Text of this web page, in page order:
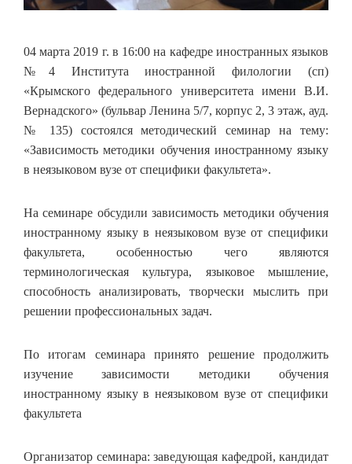
04 марта 2019 г. в 16:00 на кафедре иностранных языков
№4 Института иностранной филологии (сп)
«Крымского федерального университета имени В.И.
Вернадского» (бульвар Ленина 5/7, корпус 2, 3 этаж, ауд.
№ 135) состоялся методический семинар на тему:
«Зависимость методики обучения иностранному языку
в неязыковом вузе от специфики факультета».
На семинаре обсудили зависимость методики обучения
иностранному языку в неязыковом вузе от специфики
факультета, особенностью чего являются
терминологическая культура, языковое мышление,
способность анализировать, творчески мыслить при
решении профессиональных задач.
По итогам семинара принято решение продолжить
изучение зависимости методики обучения
иностранному языку в неязыковом вузе от специфики
факультета
Организатор семинара: заведующая кафедрой, кандидат